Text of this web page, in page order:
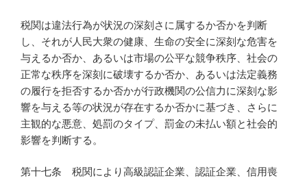
税関は違法行為が状況の深刻さに属するか否かを判断
し、それが人民大衆の健康、生命の安全に深刻な危害を
与えるか否か、あるいは市場の公平な競争秩序、社会の
正常な秩序を深刻に破壊するか否か、あるいは法定義務
の履行を拒否するか否かが行政機関の公信力に深刻な影
響を与える等の状況が存在するか否かに基づき、さらに
主観的な悪意、処罰のタイプ、罰金の未払い額と社会的
影響を判断する。
第十七条 税関により高級認証企業、認証企業、信用喪